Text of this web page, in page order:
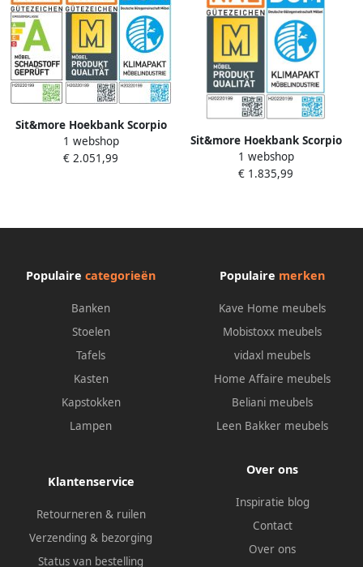
Sit&more Hoekbank Scorpio
L-vorm inclusief
zitdiepteverstelling naar
1 webshop
€ 2.051,99
Sit&more Hoekbank Scorpio
L-vorm inclusief
zitdiepteverstelling naar
1 webshop
€ 1.835,99
Populaire categorieën
Banken
Stoelen
Tafels
Kasten
Kapstokken
Lampen
Populaire merken
Kave Home meubels
Mobistoxx meubels
vidaxl meubels
Home Affaire meubels
Beliani meubels
Leen Bakker meubels
Klantenservice
Retourneren & ruilen
Verzending & bezorging
Status van bestelling
Over ons
Inspiratie blog
Contact
Over ons